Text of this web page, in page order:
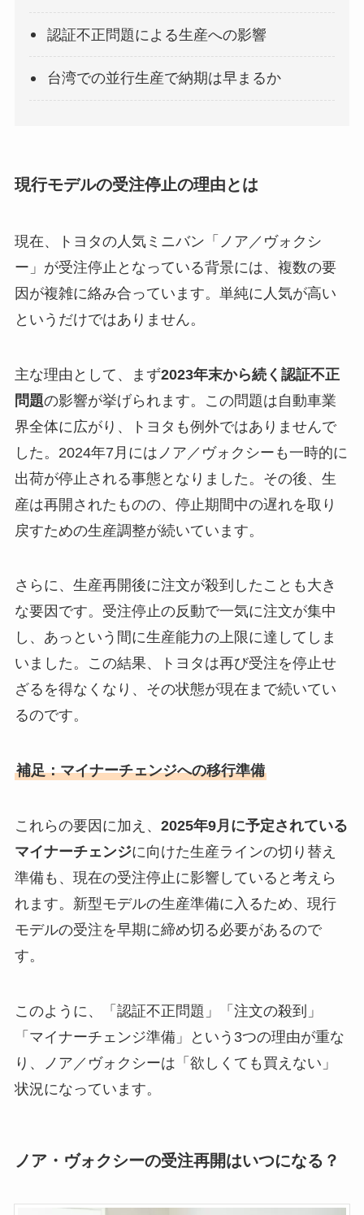
認証不正問題による生産への影響
台湾での並行生産で納期は早まるか
現行モデルの受注停止の理由とは
現在、トヨタの人気ミニバン「ノア／ヴォクシ
ー」が受注停止となっている背景には、複数の要
因が複雑に絡み合っています。単純に人気が高い
というだけではありません。
主な理由として、まず2023年末から続く認証不正
問題の影響が挙げられます。この問題は自動車業
界全体に広がり、トヨタも例外ではありませんで
した。2024年7月にはノア／ヴォクシーも一時的に
出荷が停止される事態となりました。その後、生
産は再開されたものの、停止期間中の遅れを取り
戻すための生産調整が続いています。
さらに、生産再開後に注文が殺到したことも大き
な要因です。受注停止の反動で一気に注文が集中
し、あっという間に生産能力の上限に達してしま
いました。この結果、トヨタは再び受注を停止せ
ざるを得なくなり、その状態が現在まで続いてい
るのです。
補足：マイナーチェンジへの移行準備
これらの要因に加え、 2025年9月に予定されている
マイナーチェンジに向けた生産ラインの切り替え
準備も、現在の受注停止に影響していると考えら
れます。新型モデルの生産準備に入るため、現行
モデルの受注を早期に締め切る必要があるので
す。
このように、「認証不正問題」「注文の殺到」
「マイナーチェンジ準備」という3つの理由が重な
り、ノア／ヴォクシーは「欲しくても買えない」
状況になっています。
ノア・ヴォクシーの受注再開はいつになる？